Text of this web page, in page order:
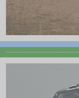
KONTAKT
Kontakt
Impressum